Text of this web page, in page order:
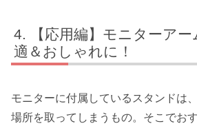
【応用編】モニターア
適＆おしゃれに！
モニターに付属しているスタンドは
場所を取ってしまうもの。そこでお